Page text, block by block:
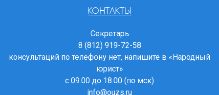
КОНТАКТЫ
Секретарь
8 (812) 919-72-58
консультаций по телефону нет, напишите в «Народный
юрист»
с 09.00 до 18.00 (по мск)
info@ouzs.ru